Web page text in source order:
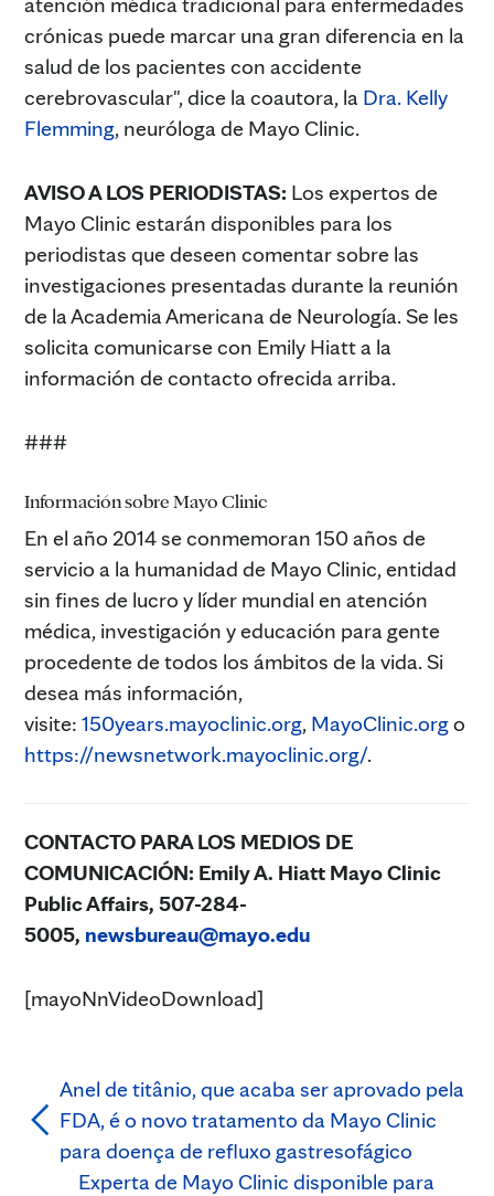
crónicas puede marcar una gran diferencia en la
salud de los pacientes con accidente
cerebrovascular", dice la coautora, la Dra. Kelly
Flemming, neuróloga de Mayo Clinic.
AVISO A LOS PERIODISTAS: Los expertos de
Mayo Clinic estarán disponibles para los
periodistas que deseen comentar sobre las
investigaciones presentadas durante la reunión
de la Academia Americana de Neurología. Se les
solicita comunicarse con Emily Hiatt a la
información de contacto ofrecida arriba.
###
Información sobre Mayo Clinic
En el año 2014 se conmemoran 150 años de
servicio a la humanidad de Mayo Clinic, entidad
sin fines de lucro y líder mundial en atención
médica, investigación y educación para gente
procedente de todos los ámbitos de la vida. Si
desea más información,
visite: 150years.mayoclinic.org, MayoClinic.orgo
https://newsnetwork.mayoclinic.org/.
CONTACTO PARA LOS MEDIOS DE
COMUNICACIÓN: Emily A. Hiatt Mayo Clinic
Public Affairs, 507-284-
5005, newsbureau@mayo.edu
[mayoNnVideoDownload]
Anel de titânio, que acaba ser aprovado pela
FDA, é o novo tratamento da Mayo Clinic
para doença de refluxo gastresofágico
Experta de Mayo Clinic disponible para